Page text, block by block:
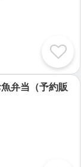
弁当（予約販